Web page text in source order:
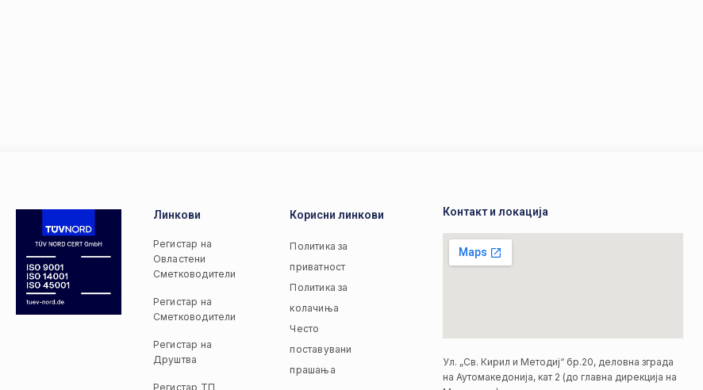
Линкови
Регистар на
Овластени
Сметководители
Регистар на
Сметководители
Регистар на
Друштва
Регистар ТП
Корисни линкови
Политика за
приватност
Политика за
колачиња
Често
поставувани
прашања
Контакт и локација
Ул. „Св. Кирил и Методиј“ бр.20, деловна зграда
на Аутомакедонија, кат 2 (до главна дирекција на